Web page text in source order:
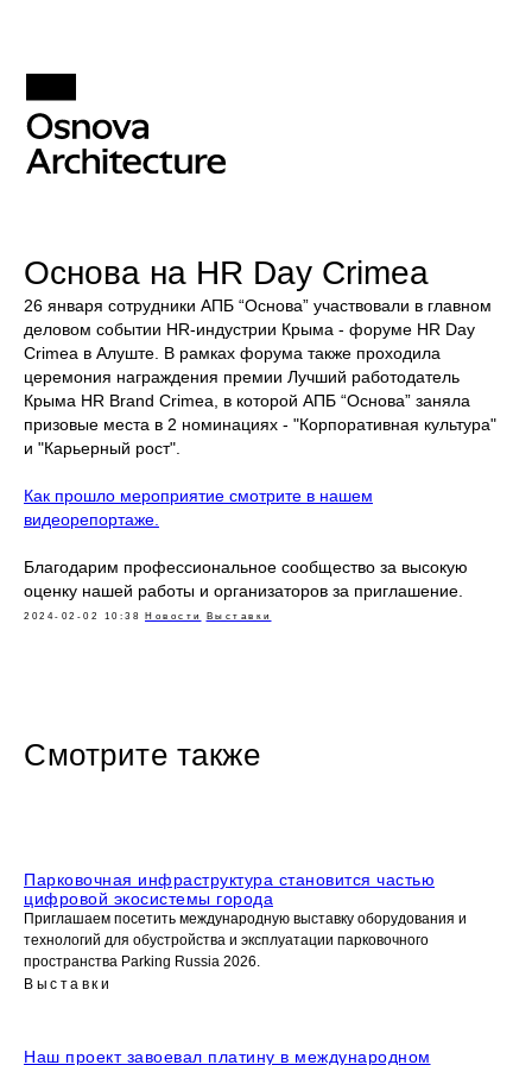
Основа на HR Day Crimea
26 января сотрудники АПБ “Основа” участвовали в главном
деловом событии HR-индустрии Крыма - форуме HR Day
Crimea в Алуште. В рамках форума также проходила
церемония награждения премии Лучший работодатель
Крыма HR Brand Crimea, в которой АПБ “Основа” заняла
призовые места в 2 номинациях - "Корпоративная культура"
и "Карьерный рост".
Как прошло мероприятие смотрите в нашем
видеорепортаже.
Благодарим профессиональное сообщество за высокую
оценку нашей работы и организаторов за приглашение.
2024-02-02 10:38 Новости Выставки
Смотрите также
Парковочная инфраструктура становится частью
цифровой экосистемы города
Приглашаем посетить международную выставку оборудования и
технологий для обустройства и эксплуатации парковочного
пространства Parking Russia 2026.
Выставки
Наш проект завоевал платину в международном